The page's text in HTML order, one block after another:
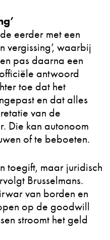
eerder met een
vergissing’, waarbij
pas daarna een
antwoord
toe dat het
en dat alles
van de
Die kan autonoom
of te beboeten.​
toegift, maar juridisch
Brusselmans.
van borden en
op de goodwill
stroomt het geld